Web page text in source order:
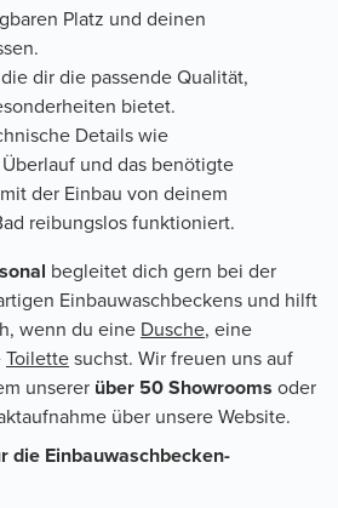
Platz und deinen
dir die passende Qualität,
bietet.
Details wie
und das benötigte
der Einbau von deinem
reibungslos funktioniert.
begleitet dich gern bei der
Einbauwaschbeckens und hilft
wenn du eine Dusche, eine
Toilettesuchst. Wir freuen uns auf
unserer über 50 Showrooms oder
über unsere Website.
die Einbauwaschbecken-